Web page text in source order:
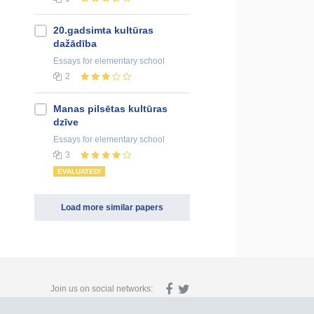
20.gadsimta kultūras
dažādība
Essays for elementary school
2
Manas pilsētas kultūras
dzīve
Essays for elementary school
3
EVALUATED!
Load more similar papers
Join us on social networks: